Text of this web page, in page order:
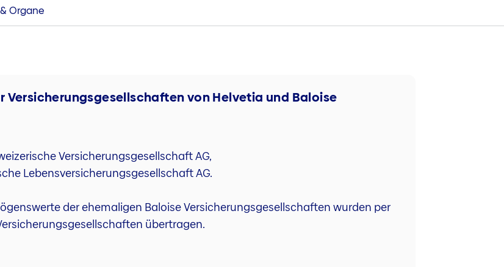
Organe
Versicherungsgesellschaften von Helvetia und Baloise
Versicherungsgesellschaft AG,
Lebensversicherungsgesellschaft AG.
der ehemaligen Baloise Versicherungsgesellschaften wurden per
übertragen.